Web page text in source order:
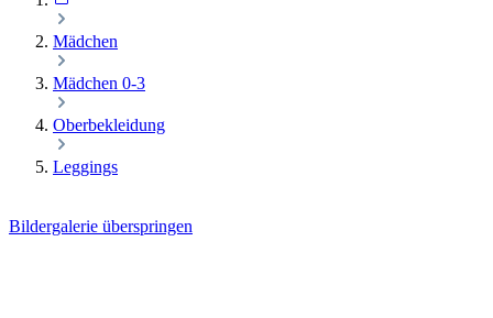
Mädchen
Mädchen 0-3
Oberbekleidung
Leggings
Bildergalerie überspringen